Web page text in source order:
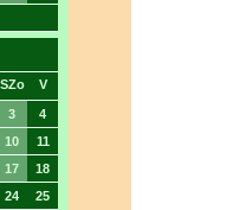
SZo V
3
4
10
11
17
18
24
25